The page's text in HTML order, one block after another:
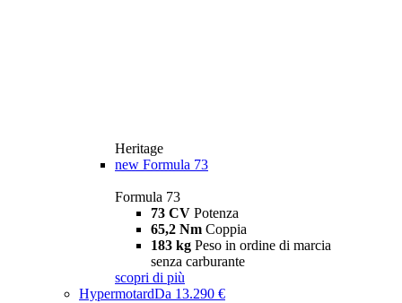
Heritage
new Formula 73
Formula 73
73 CV Potenza
65,2 Nm Coppia
183 kg Peso in ordine di marcia
senza carburante
scopri di più
HypermotardDa 13.290 €